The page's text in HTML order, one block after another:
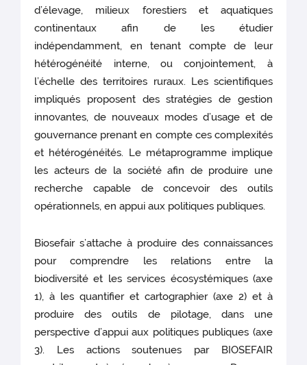
d’élevage, milieux forestiers et aquatiques
continentaux afin de les étudier
indépendamment, en tenant compte de leur
hétérogénéité interne, ou conjointement, à
l’échelle des territoires ruraux. Les scientifiques
impliqués proposent des stratégies de gestion
innovantes, de nouveaux modes d’usage et de
gouvernance prenant en compte ces complexités
et hétérogénéités. Le métaprogramme implique
les acteurs de la société afin de produire une
recherche capable de concevoir des outils
opérationnels, en appui aux politiques publiques.
Biosefair s’attache à produire des connaissances
pour comprendre les relations entre la
biodiversité et les services écosystémiques (axe
1), à les quantifier et cartographier (axe 2) et à
produire des outils de pilotage, dans une
perspective d’appui aux politiques publiques (axe
3). Les actions soutenues par BIOSEFAIR